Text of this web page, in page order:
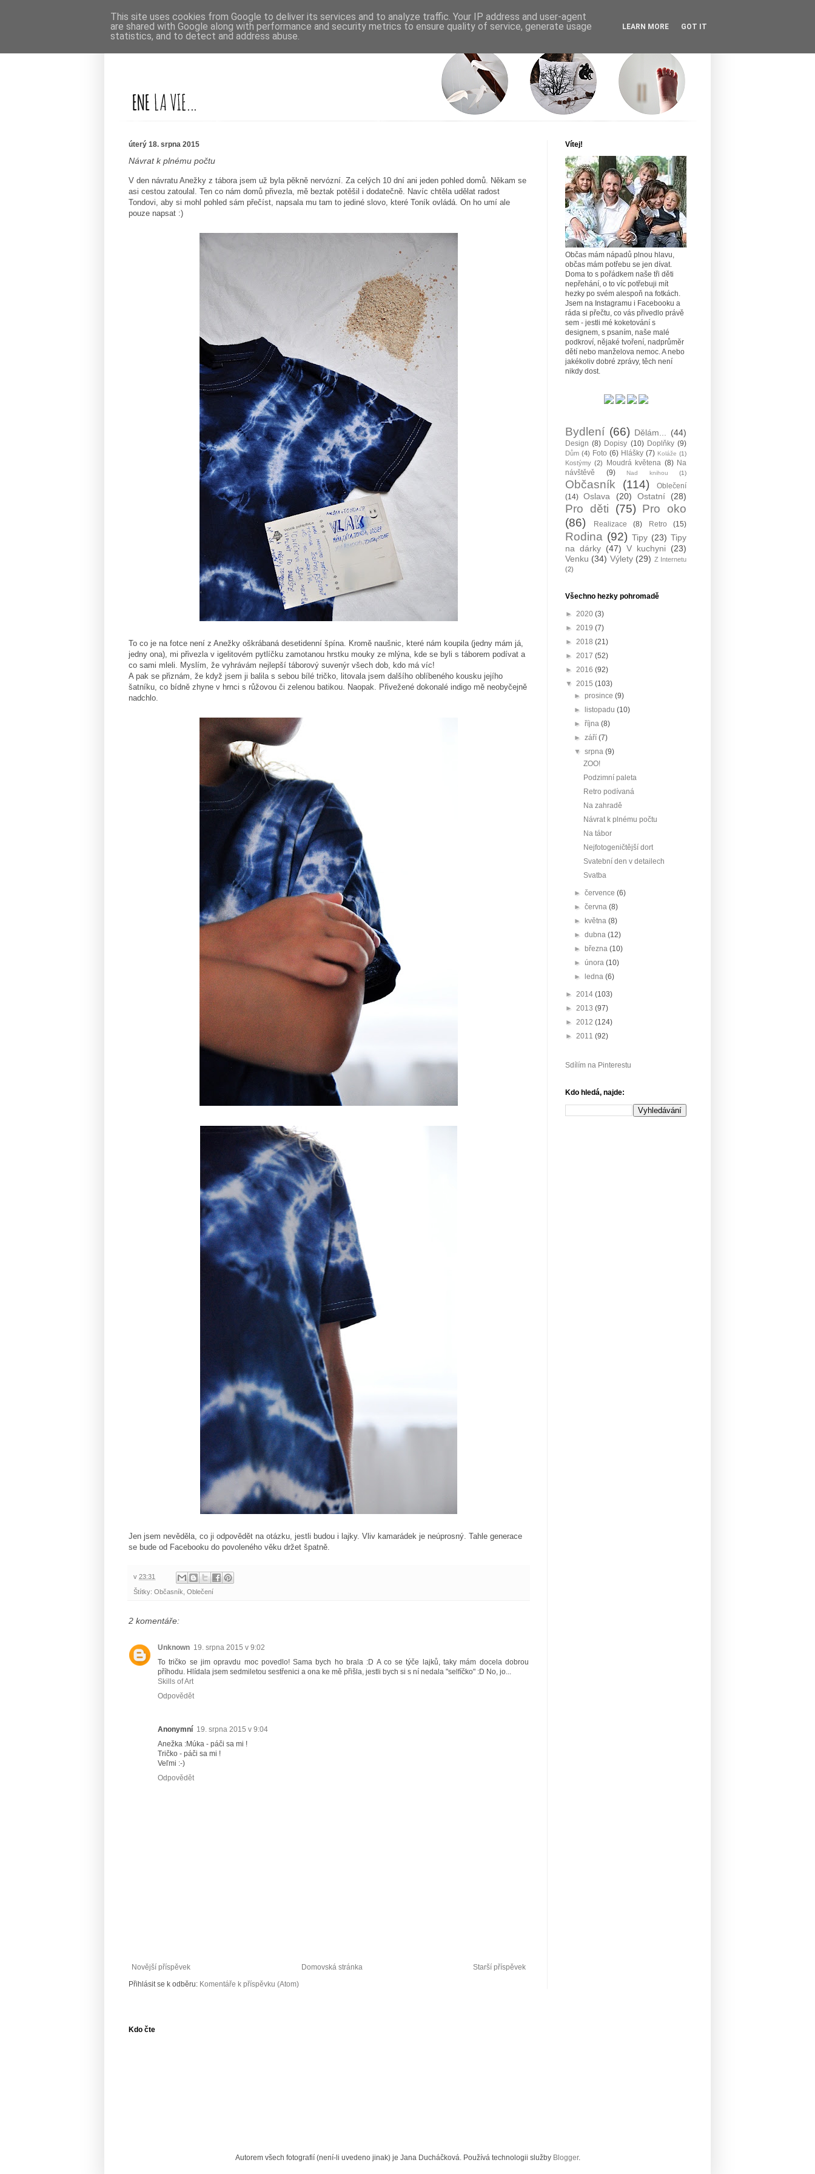
úterý 18. srpna 2015
Návrat k plnému počtu
V den návratu Anežky z tábora jsem už byla pěkně nervózní. Za celých 10 dní ani jeden pohled domů. Někam se
asi cestou zatoulal. Ten co nám domů přivezla, mě beztak potěšil i dodatečně. Navíc chtěla udělat radost
Tondovi, aby si mohl pohled sám přečíst, napsala mu tam to jediné slovo, které Toník ovládá. On ho umí ale
pouze napsat :)
To co je na fotce není z Anežky oškrábaná desetidenní špína. Kromě naušnic, které nám koupila (jedny mám já,
jedny ona), mi přivezla v igelitovém pytlíčku zamotanou hrstku mouky ze mlýna, kde se byli s táborem podívat a
co sami mleli. Myslím, že vyhrávám nejlepší táborový suvenýr všech dob, kdo má víc!
A pak se přiznám, že když jsem ji balila s sebou bílé tričko, litovala jsem dalšího oblíbeného kousku jejího
šatníku, co bídně zhyne v hrnci s růžovou či zelenou batikou. Naopak. Přivežené dokonalé indigo mě neobyčejně
nadchlo.
Jen jsem nevěděla, co ji odpovědět na otázku, jestli budou i lajky. Vliv kamarádek je neúprosný. Tahle generace
se bude od Facebooku do povoleného věku držet špatně.
v 23:31
Štítky: Občasník Oblečení
2 komentáře:
Unknown 19. srpna 2015 v 9:02
To tričko se jim opravdu moc povedlo! Sama bych ho brala :D A co se týče lajků, taky mám docela dobrou
příhodu. Hlídala jsem sedmiletou sestřenici a ona ke mě přišla, jestli bych si s ní nedala "selfíčko" :D No, jo...
Skills of Art
Odpovědět
Anonymní 19. srpna 2015 v 9:04
Anežka :Múka - páči sa mi !
Tričko - páči sa mi !
Veľmi :-)
Odpovědět
Novější příspěvek Starší příspěvek
Domovská stránka
Přihlásit se k odběru: Komentáře k příspěvku (Atom)
Vítej!
Občas mám nápadů plnou hlavu,
občas mám potřebu se jen dívat.
Doma to s pořádkem naše tři děti
nepřehání, o to víc potřebuji mít
hezky po svém alespoň na fotkách.
Jsem na Instagramu i Facebooku a
ráda si přečtu, co vás přivedlo právě
sem - jestli mé koketování s
designem, s psaním, naše malé
podkroví, nějaké tvoření, nadprůměr
dětí nebo manželova nemoc. A nebo
jakékoliv dobré zprávy, těch není
nikdy dost.
Bydlení (66) Dělám... (44)
Design (8) Dopisy (10) Doplňky (9)
Dům (4) Foto (6) Hlášky (7) Koláže (1)
Kostýmy (2) Moudrá květena (8) Na
návštěvě
(9) Nad knihou (1)
Občasník (114)
Oblečení
(14) Oslava (20) Ostatní (28)
Pro děti (75) Pro oko
(86)
Realizace (8) Retro (15)
Rodina (92) Tipy (23) Tipy
na dárky (47) V kuchyni (23)
Venku (34) Výlety (29) Z Internetu
(2)
Všechno hezky pohromadě
► 2020 (3)
► 2019 (7)
► 2018 (21)
► 2017 (52)
► 2016 (92)
▼ 2015 (103)
►prosince(9)
►
listopadu(10)
►října(8)
►září(7)
▼srpna(9)
ZOO!
Podzimní paleta
Retro podívaná
Na zahradě
Návrat k plnému počtu
Na tábor
Nejfotogeničtější dort
Svatební den v detailech
Svatba
►července(6)
►června(8)
►
května(8)
►dubna(12)
►
března(10)
►února(10)
►
ledna(6)
► 2014 (103)
► 2013 (97)
► 2012 (124)
► 2011 (92)
Sdílím na Pinterestu
Kdo hledá, najde:
Kdo čte
Autorem všech fotografií (není-li uvedeno jinak) je Jana Ducháčková. Používá technologii služby Blogger.
This site uses cookies from Google to deliver its services and to analyze traffic. Your IP address and user-agent
are shared with Google along with performance and security metrics to ensure quality of service, generate usage
statistics, and to detect and address abuse.
LEARN MORE GOT IT